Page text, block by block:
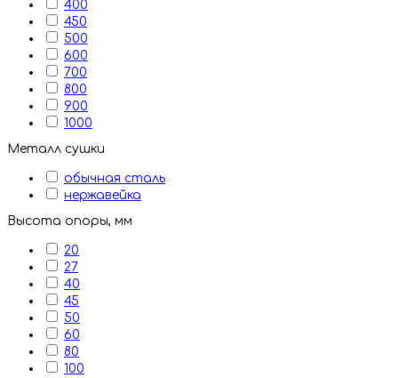
400
450
500
600
700
800
900
1000
Металл сушки
обычная сталь
нержавейка
Высота опоры, мм
20
27
40
45
50
60
80
100